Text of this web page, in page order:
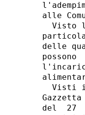
alle
Visto
delle
Visti
del  27